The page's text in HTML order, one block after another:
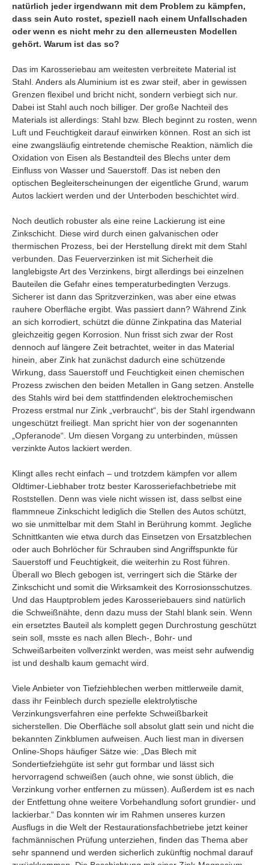
natürlich jeder irgendwann mit dem Problem zu kämpfen,
dass sein Auto rostet, speziell nach einem Unfallschaden
oder wenn es nicht mehr zu den allerneusten Modellen
gehört. Warum ist das so?
Das im Karosseriebau am weitesten verbreitete Material ist
Stahl. Anders als Aluminium ist es zwar steif, aber in gewissen
Grenzen flexibel und bricht nicht, sondern verbiegt sich nur.
Dabei ist Stahl auch noch billiger. Der große Nachteil des
Materials ist allerdings: Stahl bzw. Blech beginnt zu rosten, wenn
Luft und Feuchtigkeit darauf einwirken können. Rost an sich ist
eine zwangsläufig eintretende chemische Reaktion, nämlich die
Oxidation von Eisen als Bestandteil des Blechs unter dem
Einfluss von Wasser und Sauerstoff. Das ist neben den
optischen Begleiterscheinungen der eigentliche Grund, warum
Autos lackiert werden und der Unterboden beschichtet wird.
Noch deutlich robuster als eine reine Lackierung ist eine
Zinkschicht. Diese wird durch einen galvanischen oder
thermischen Prozess, bei der Herstellung direkt mit dem Stahl
verbunden. Das Feuerverzinken ist mit Sicherheit die
langlebigste Art des Verzinkens, birgt allerdings bei einzelnen
Bauteilen die Gefahr eines temperaturbedingten Verzugs.
Sicherer ist dann das Spritzverzinken, was aber eine etwas
rauhere Oberfläche ergibt. Was passiert dann? Während Zink
an sich korrodiert, schützt die dünne Zinkpatina das Material
gleichzeitig gegen Korrosion. Nun frisst sich zwar der Rost
dennoch auf längere Zeit betrachtet, weiter in das Material
hinein, aber Zink hat zunächst dadurch eine schützende
Wirkung, dass Sauerstoff und Feuchtigkeit einen chemischen
Prozess zwischen den beiden Metallen in Gang setzen. Anstelle
des Stahls wird bei dem stattfindenden elektrochemischen
Prozess erstmal nur Zink „verbraucht“, bis der Stahl irgendwann
ungeschützt freiliegt. Man spricht hier von der sogenannten
„Opferanode“. Um diesen Vorgang zu unterbinden, müssen
verzinkte Autos lackiert werden.
Klingt alles recht einfach – und trotzdem kämpfen vor allem
Oldtimer-Liebhaber trotz bester Karosseriefachbetriebe mit
Roststellen. Denn was viele nicht wissen ist, dass selbst eine
flammneue Zinkschicht lediglich die Stellen des Autos schützt,
wo sie unmittelbar mit dem Stahl in Berührung kommt. Jegliche
Schnittkanten wie etwa durch das Einsetzen von Ersatzblechen
oder auch Bohrlöcher für Schrauben sind Angriffspunkte für
Sauerstoff und Feuchtigkeit, die weiterhin zu Rost führen.
Überall wo Blech gebogen ist, verringert sich die Stärke der
Zinkschicht und somit die Wirksamkeit des Korrosionsschutzes.
Und das Hauptproblem jedes Karosseriebauers sind natürlich
die Schweißnähte, denn dazu muss der Stahl blank sein. Wenn
ein ersetztes Bauteil als komplett gegen Durchrostung geschützt
sein soll, msste es nach allen Blech-, Bohr- und
Schweißarbeiten vollverzinkt werden, was meist sehr aufwendig
ist und deshalb kaum gemacht wird.
Viele Anbieter von Tiefziehblechen werben mittlerweile damit,
dass ihr Feinblech durch spezielle elektrolytische
Verzinkungsverfahren eine perfekte Schweißbarkeit
sicherstellen. Die Oberfläche soll absolut glatt sein und nicht die
bekannten Zinkblumen aufweisen. Auch liest man in diversen
Online-Shops häufiger Sätze wie: „Das Blech mit
Sondertiefziehgüte ist sehr gut formbar und lässt sich
hervorragend schweißen (auch ohne, wie sonst üblich, die
Verzinkung vorher entfernen zu müssen). Außerdem ist es nach
der Entfettung ohne weitere Vorbehandlung sofort grundier- und
lackierbar.“ Das konnten wir im Rahmen unseres kurzen
Ausflugs in die Welt der Restaurationsfachbetriebe jetzt keiner
fachmännischen Prüfung unterziehen, finden das Thema aber
sehr spannend und werden sicherlich zukünftig nochmal darauf